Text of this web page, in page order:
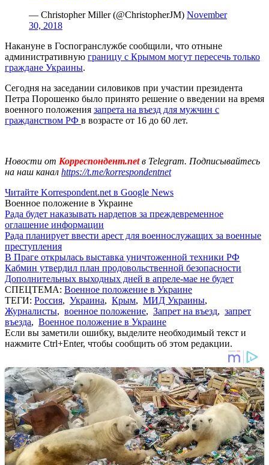
— Christopher Miller (@ChristopherJM) November
30, 2018
Накануне в Госпогранслужбе сообщили, что отныне
административную границу с Крымом могут пересечь только
граждане Украины.
Сегодня на заседании силовиков при участии президента
Петра Порошенко было принято решение о введении на время
военного положения запрета на въезд для мужчин с
гражданством РФ в возрасте от 16 до 60 лет.
Новости от Корреспондент.netв Telegram. Подписывайтесь
на наш канал https://t.me/korrespondentnet
Читайте Korrespondent.net в Google News
Военное положение в Украине
Рада будет наказывать нардепов за преждевременное
оглашение информации
Рада планирует ввести арест для военнослужащих за военные
преступления
В Праге открылась выставка уничтоженной техники РФ
Кабмин утвердил план продовольственной безопасности
Дополнительных выходных дней в апреле-мае не будет
СПЕЦТЕМА: Военное положение в Украине
ТЕГИ: Россия, Украина, Крым, МИД Украины,
Журналисты, военное положение, Запрет на въезд, запрет
въезда, Военное положение в Украине
Если вы заметили ошибку, выделите необходимый текст и
нажмите Ctrl+Enter, чтобы сообщить об этом редакции.